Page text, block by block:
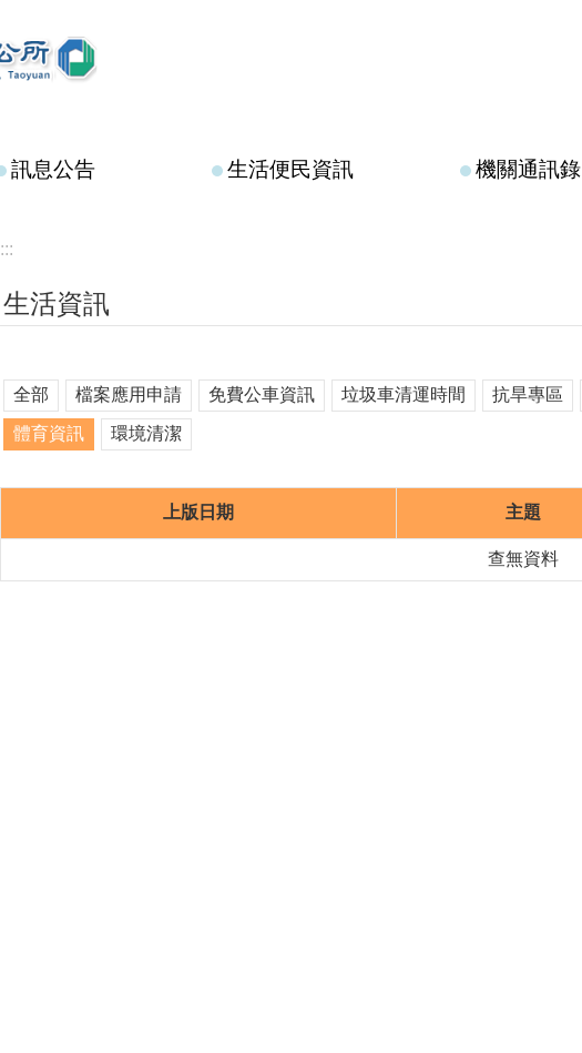
訊息公告 生活便民資訊 機關通訊錄
:::
生活資訊
全部 檔案應用申請 免費公車資訊 垃圾車清運時間 抗旱專區
體育資訊 環境清潔
上版日期 主題
查無資料